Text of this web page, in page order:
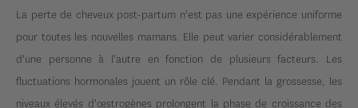
La perte de cheveux post-partum n'est pas une expérience uniforme
pour toutes les nouvelles mamans. Elle peut varier considérablement
d'une personne à l'autre en fonction de plusieurs facteurs. Les
fluctuations hormonales jouent un rôle clé. Pendant la grossesse, les
niveaux élevés d'œstrogènes prolongent la phase de croissance des